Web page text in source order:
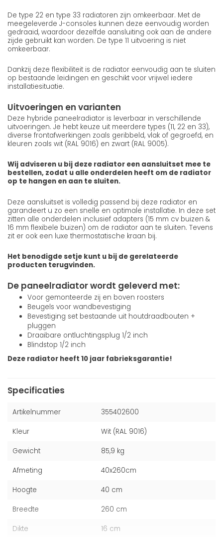
De type 22 en type 33 radiatoren zijn omkeerbaar. Met de
meegeleverde J-consoles kunnen deze eenvoudig worden
gedraaid, waardoor dezelfde aansluiting ook aan de andere
zijde gebruikt kan worden. De type 11 uitvoering is niet
omkeerbaar.
Dankzij deze flexibiliteit is de radiator eenvoudig aan te sluiten
op bestaande leidingen en geschikt voor vrijwel iedere
installatiesituatie.
Uitvoeringen en varianten
Deze hybride paneelradiator is leverbaar in verschillende
uitvoeringen. Je hebt keuze uit meerdere types (11, 22 en 33),
diverse frontafwerkingen zoals geribbeld, vlak of gegroefd, en
kleuren zoals wit (RAL 9016) en zwart (RAL 9005).
Wij adviseren u bij deze radiator een aansluitset mee te
bestellen, zodat u alle onderdelen heeft om de radiator
op te hangen en aan te sluiten.
Deze aansluitset is volledig passend bij deze radiator en
garandeert u zo een snelle en optimale installatie. In deze set
zitten alle onderdelen inclusief adapters (15 mm cv buizen &
16 mm flexibele buizen) om de radiator aan te sluiten. Tevens
zit er ook een luxe thermostatische kraan bij.
Het benodigde setje kunt u bij de gerelateerde
producten terugvinden.
De paneelradiator wordt geleverd met:
Voor gemonteerde zij en boven roosters
Beugels voor wandbevestiging
Bevestiging set bestaande uit houtdraadbouten +
pluggen
Draaibare ontluchtingsplug 1/2 inch
Blindstop 1/2 inch
Deze radiator heeft 10 jaar fabrieksgarantie!
Specificaties
Artikelnummer 355402600
Kleur Wit (RAL 9016)
Gewicht 85,9 kg
Afmeting 40x260cm
Hoogte 40 cm
Breedte 260 cm
Dikte 16 cm